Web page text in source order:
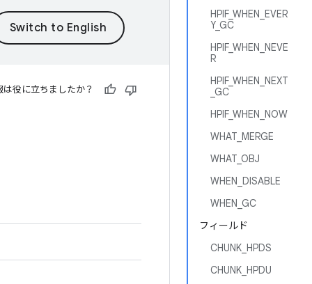
HPIF_WHEN_EVER
Y_GC
HPIF_WHEN_NEVE
R
HPIF_WHEN_NEXT
_GC
HPIF_WHEN_NOW
WHAT_MERGE
WHAT_OBJ
WHEN_DISABLE
WHEN_GC
フィールド
CHUNK_HPDS
CHUNK_HPDU
は役に立ちましたか？